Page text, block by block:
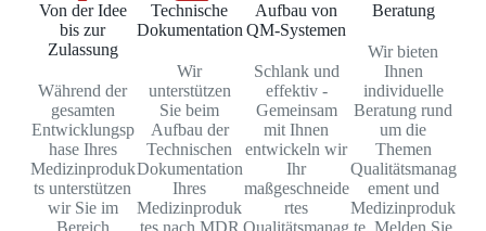
Von der Idee
bis zur
Zulassung
Während der
gesamten
Entwicklungsp
hase Ihres
Medizinproduk
ts unterstützen
wir Sie im
Bereich
Technische
Dokumentation
Wir
unterstützen
Sie beim
Aufbau der
Technischen
Dokumentation
Ihres
Medizinproduk
tes nach MDR
Aufbau von
QM-Systemen
Schlank und
effektiv -
Gemeinsam
mit Ihnen
entwickeln wir
Ihr
maßgeschneide
rtes
Qualitätsmanag
Beratung
Wir bieten
Ihnen
individuelle
Beratung rund
um die
Themen
Qualitätsmanag
ement und
Medizinproduk
te. Melden Sie